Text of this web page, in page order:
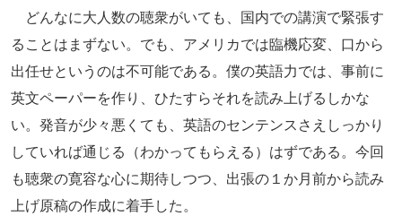
どんなに大人数の聴衆がいても、国内での講演で緊張す
ることはまずない。でも、アメリカでは臨機応変、口から
出任せというのは不可能である。僕の英語力では、事前に
英文ペーパーを作り、ひたすらそれを読み上げるしかな
い。発音が少々悪くても、英語のセンテンスさえしっかり
していれば通じる（わかってもらえる）はずである。今回
も聴衆の寛容な心に期待しつつ、出張の１か月前から読み
上げ原稿の作成に着手した。